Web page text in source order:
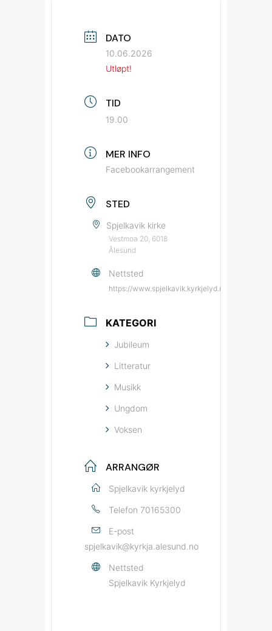
DATO
10.06.2026
Utløpt!
TID
19.00
MER INFO
Facebookarrangement
STED
Spjelkavik kirke
Vestmoa 20, 6018
Ålesund
Nettsted
https://www.spjelkavik.kyrkjelyd.no/
KATEGORI
Jubileum
Litteratur
Musikk
Ungdom
Voksen
ARRANGØR
Spjelkavik kyrkjelyd
Telefon 70165300
E-post
spjelkavik@kyrkja.alesund.no
Nettsted
Spjelkavik Kyrkjelyd